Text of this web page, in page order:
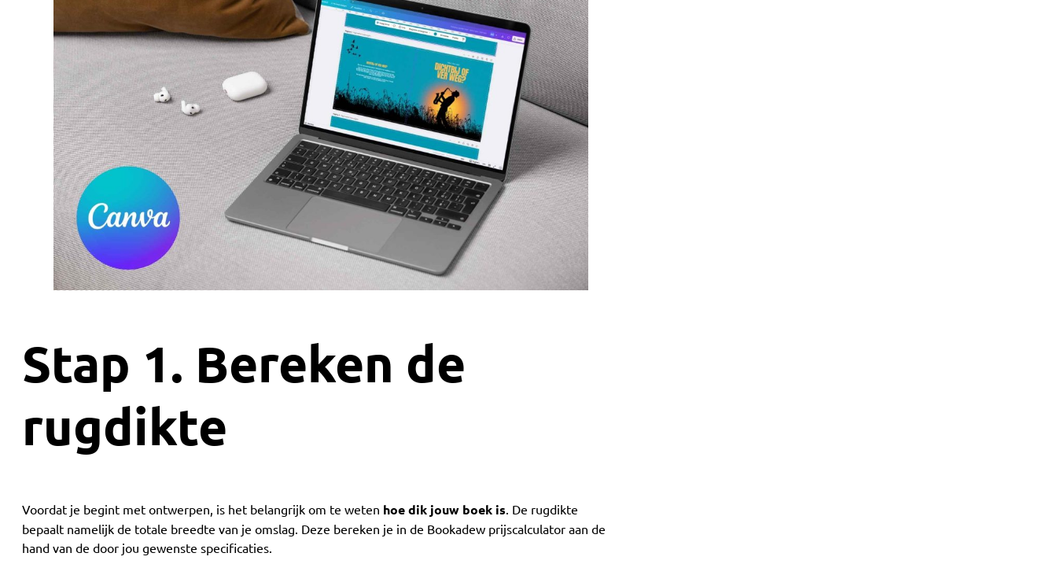
Stap 1. Bereken de
rugdikte
Voordat je begint met ontwerpen, is het belangrijk om te weten hoe dik jouw boek is . De rugdikte
bepaalt namelijk de totale breedte van je omslag. Deze bereken je in de Bookadew prijscalculator aan de
hand van de door jou gewenste specificaties.